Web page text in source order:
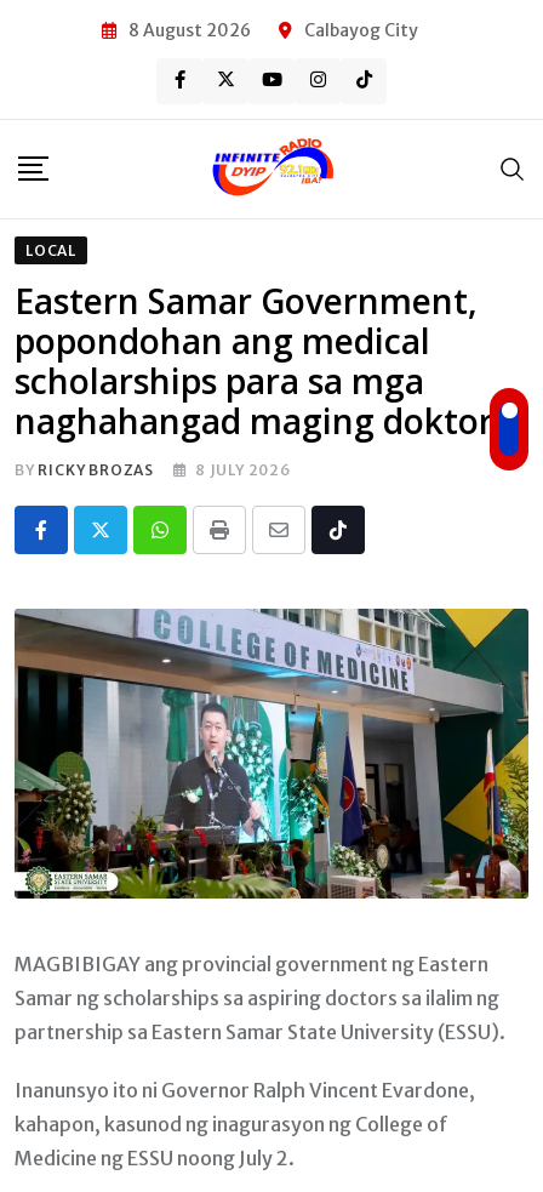
8 August 2026 Calbayog City
LOCAL
Eastern Samar Government,
popondohan ang medical
scholarships para sa mga
naghahangad maging doktor
BY RICKY BROZAS 8 JULY 2026
Whatsapp
Print
Share
Email
Tiktok
MAGBIBIGAY ang provincial government ng Eastern
Samar ng scholarships sa aspiring doctors sa ilalim ng
partnership sa Eastern Samar State University (ESSU).
Inanunsyo ito ni Governor Ralph Vincent Evardone,
kahapon, kasunod ng inagurasyon ng College of
Medicine ng ESSU noong July 2.